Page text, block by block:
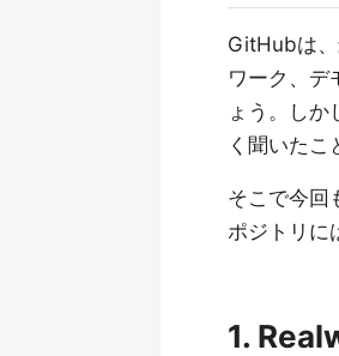
GitHubは
ワーク、デ
ょう。し
く聞いたこ
そこで今回
ポジトリに
1.